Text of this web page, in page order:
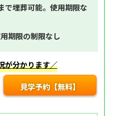
で埋葬可能。使用期限な
期限の制限なし
が分かります／
見学予約【無料】